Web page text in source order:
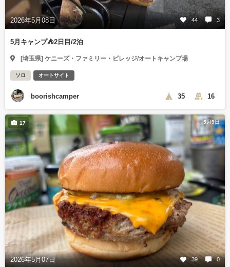
2026年5月08日 44 3
5月キャンプ⛺️2日目/2泊
[埼玉県] ケニーズ・ファミリー・ビレッジ/オートキャンプ場
ソロ オートサイト
boorishcamper 35 16
5月9日
2026年5月07日 39 0
17